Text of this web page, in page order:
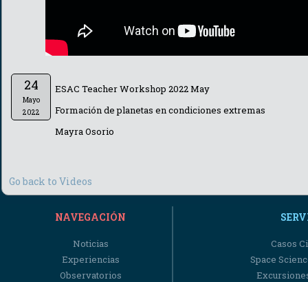
24
Mayo
2022
ESAC Teacher Workshop 2022 May
Formación de planetas en condiciones extremas
Mayra Osorio
Go back to Videos
NAVEGACIÓN
Noticias
Experiencias
Observatorios
Casos
Space